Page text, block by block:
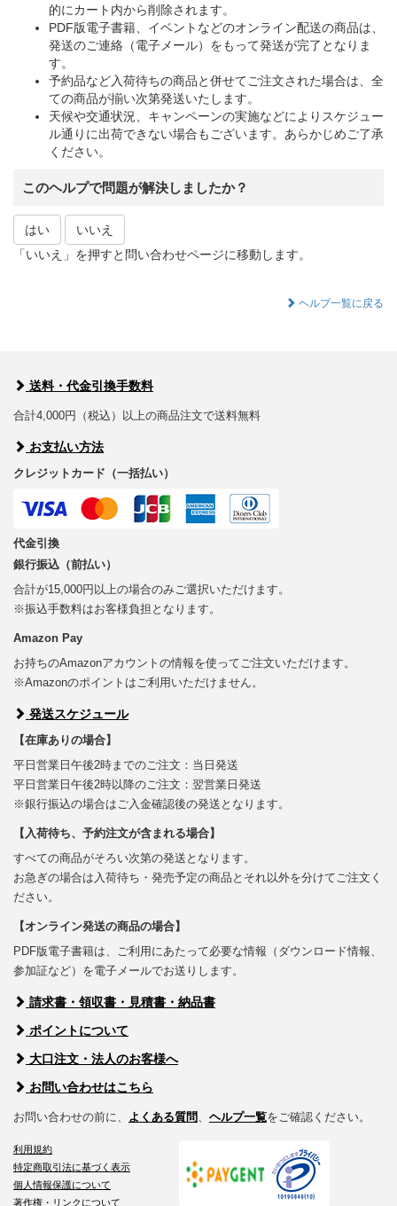
的にカート内から削除されます。
PDF版電子書籍、イベントなどのオンライン配送の商品は、
発送のご連絡（電子メール）をもって発送が完了となりま
す。
予約品など入荷待ちの商品と併せてご注文された場合は、全
ての商品が揃い次第発送いたします。
天候や交通状況、キャンペーンの実施などによりスケジュー
ル通りに出荷できない場合もございます。あらかじめご了承
ください。
このヘルプで問題が解決しましたか？
はい
いいえ
「いいえ」を押すと問い合わせページに移動します。
ヘルプ一覧に戻る
送料・代金引換手数料
合計4,000円（税込）以上の商品注文で送料無料
お支払い方法
クレジットカード（一括払い）
代金引換
銀行振込（前払い）
合計が15,000円以上の場合のみご選択いただけます。
※振込手数料はお客様負担となります。
Amazon Pay
お持ちのAmazonアカウントの情報を使ってご注文いただけます。
※Amazonのポイントはご利用いただけません。
発送スケジュール
【在庫ありの場合】
平日営業日午後2時までのご注文：当日発送
平日営業日午後2時以降のご注文：翌営業日発送
※銀行振込の場合はご入金確認後の発送となります。
【入荷待ち、予約注文が含まれる場合】
すべての商品がそろい次第の発送となります。
お急ぎの場合は入荷待ち・発売予定の商品とそれ以外を分けてご注文く
ださい。
【オンライン発送の商品の場合】
PDF版電子書籍は、ご利用にあたって必要な情報（ダウンロード情報、
参加証など）を電子メールでお送りします。
請求書・領収書・見積書・納品書
ポイントについて
大口注文・法人のお客様へ
お問い合わせはこちら
お問い合わせの前に、 よくある質問 ヘルプ一覧をご確認ください。
利用規約
特定商取引法に基づく表示
個人情報保護について
著作権・リンクについて